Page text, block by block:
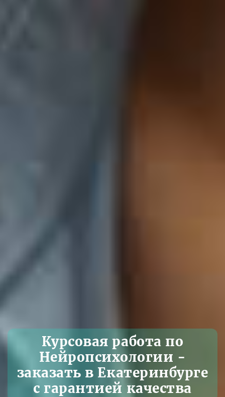
Курсовая работа по
Нейропсихологии -
заказать в Екатеринбурге
с гарантией качества